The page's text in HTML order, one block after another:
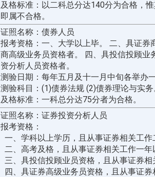
及格标准：以二科总分达140分为合格，
即属不合格。
证照名称：债券人员
报考资格：一、大学以上毕。 二、具证券
商高级业务员资格者。 四、具投信投顾业
资分析人员资格者。
测验日期：每年五月及十一月中旬各举办
测验科目：(1)债券法规 (2)债券理论与实
及格标准：一科总分达75分者为合格。
证照名称：证券投资分析人员
报考资格：
一、学科以上学历，且从事证券相关工
二、高考及格，且从事证券相关工作一
三、具投信投顾业员资格，且从事证券
四、具证券高级业务员资格，且从事证